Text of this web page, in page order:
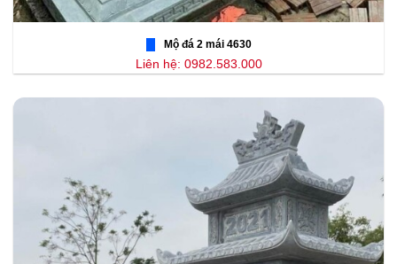
Mộ đá 2 mái 4630
Liên hệ: 0982.583.000